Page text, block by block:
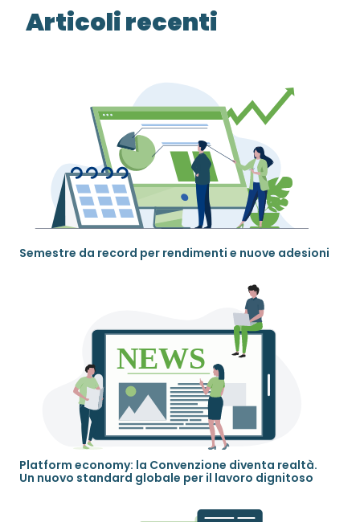
Articoli recenti
Semestre da record per rendimenti e nuove adesioni
Platform economy: la Convenzione diventa realtà.
Un nuovo standard globale per il lavoro dignitoso